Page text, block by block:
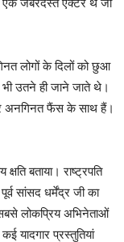
लोगों के दिलों को छुआ
भी उतने ही जाने जाते थे।
अनगिनत फैंस के साथ हैं।
बताया। राष्ट्रपति
सांसद धर्मेंद्र जी का
लोकप्रिय अभिनेताओं
यादगार प्रस्तुतियां